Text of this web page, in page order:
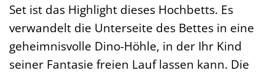
Set ist das Highlight dieses Hochbetts. Es
verwandelt die Unterseite des Bettes in eine
geheimnisvolle Dino-Höhle, in der Ihr Kind
seiner Fantasie freien Lauf lassen kann. Die